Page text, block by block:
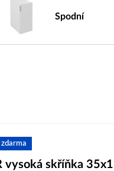
Spodní
zdarma
vysoká skříňka